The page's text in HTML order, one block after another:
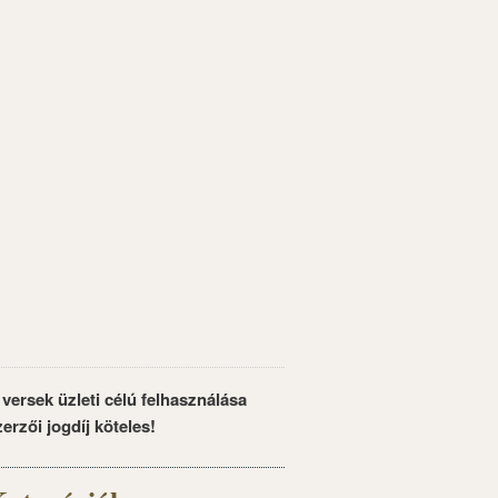
üzleti célú felhasználása
jogdíj köteles!